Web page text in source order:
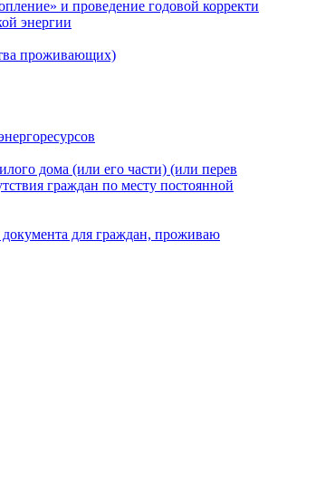
и проведение годовой корректи
энергии
проживающих)
дома (или его части) (или перев
граждан по месту постоянной
документа для граждан, проживаю